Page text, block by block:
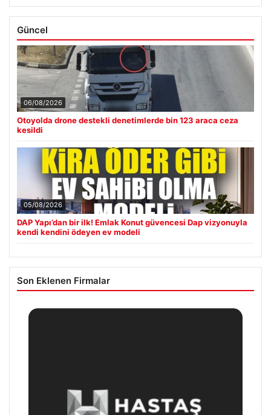
Güncel
06/08/2026
Otoyolda drone destekli denetimlerde bin 123 araca ceza
kesildi
05/08/2026
DAP Yapı’dan bir ilk! Emlak Konut güvencesi Dap vizyonuyla
kendi kendini ödeyen ev modeli
Son Eklenen Firmalar